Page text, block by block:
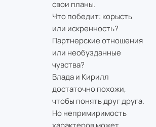
свои планы.
Что победит: корысть
или искренность?
Партнерские отношения
или необузданные
чувства?
Влада и Кирилл
достаточно похожи,
чтобы понять друг друга.
Но непримиримость